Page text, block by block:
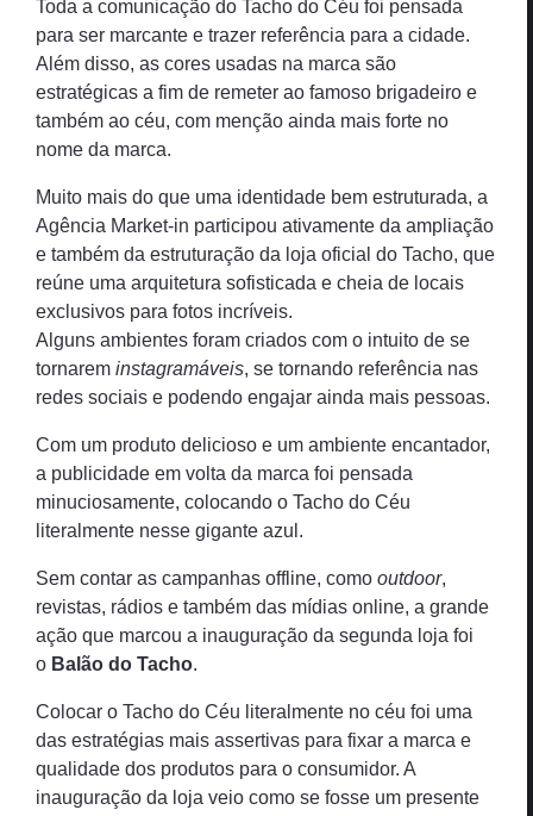
Toda a comunicação do Tacho do Céu foi pensada
para ser marcante e trazer referência para a cidade.
Além disso, as cores usadas na marca são
estratégicas a fim de remeter ao famoso brigadeiro e
também ao céu, com menção ainda mais forte no
nome da marca.
Muito mais do que uma identidade bem estruturada, a
Agência Market-in participou ativamente da ampliação
e também da estruturação da loja oficial do Tacho, que
reúne uma arquitetura sofisticada e cheia de locais
exclusivos para fotos incríveis.
Alguns ambientes foram criados com o intuito de se
tornarem instagramáveis, se tornando referência nas
redes sociais e podendo engajar ainda mais pessoas.
Com um produto delicioso e um ambiente encantador,
a publicidade em volta da marca foi pensada
minuciosamente, colocando o Tacho do Céu
literalmente nesse gigante azul.
Sem contar as campanhas offline, como outdoor,
revistas, rádios e também das mídias online, a grande
ação que marcou a inauguração da segunda loja foi
o Balão do Tacho.
Colocar o Tacho do Céu literalmente no céu foi uma
das estratégias mais assertivas para fixar a marca e
qualidade dos produtos para o consumidor. A
inauguração da loja veio como se fosse um presente